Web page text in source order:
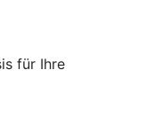
für Ihre